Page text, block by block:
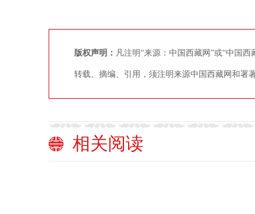
版权声明： 凡注明“来源：中国西藏网”或“中国
转载、摘编、引用，须注明来源中国西藏网和署
相关阅读